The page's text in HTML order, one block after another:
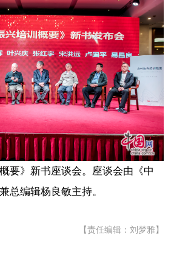
要》新书座谈会。座谈会由《中
总编辑杨良敏主持。
【责任编辑：刘梦雅】